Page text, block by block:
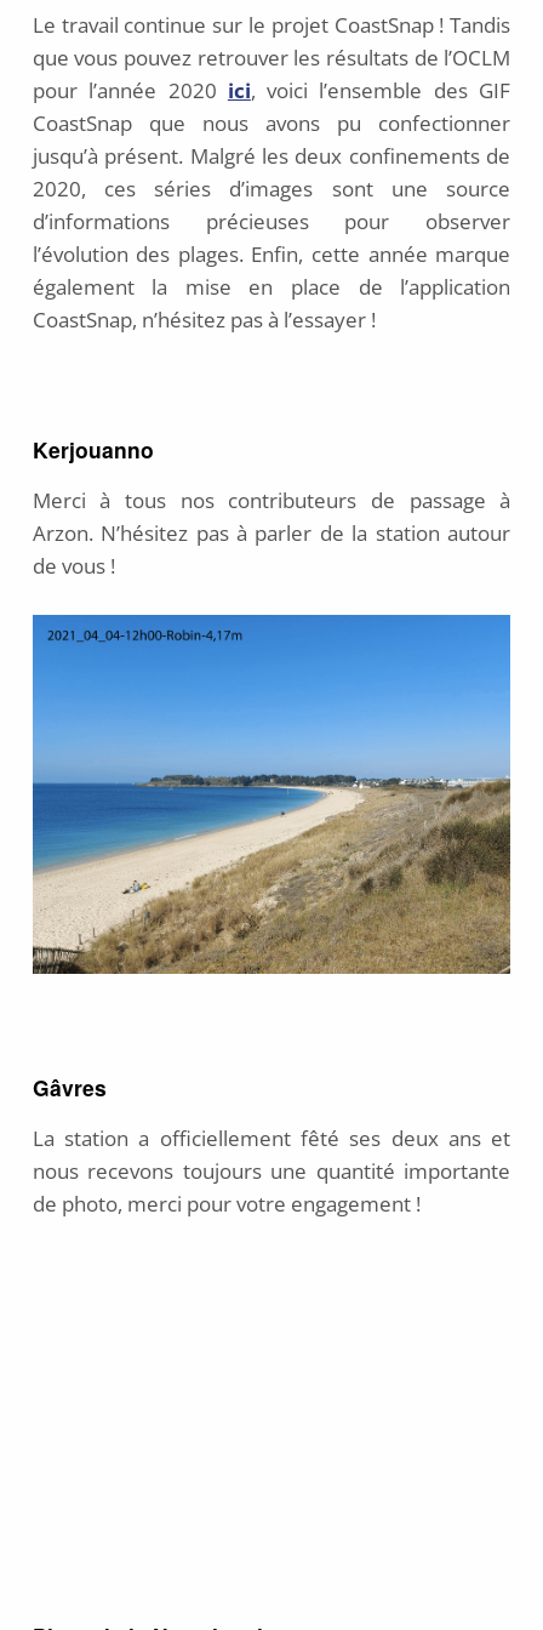
t
o
r
e
2
0
2
Le travail continue sur le projet CoastSnap ! Tandis
que vous pouvez retrouver les résultats de l’OCLM
pour l’année 2020 ici, voici l’ensemble des GIF
CoastSnap que nous avons pu confectionner
jusqu’à présent. Malgré les deux confinements de
2020, ces séries d’images sont une source
d’informations précieuses pour observer
l’évolution des plages. Enfin, cette année marque
également la mise en place de l’application
CoastSnap, n’hésitez pas à l’essayer !
Kerjouanno
Merci à tous nos contributeurs de passage à
Arzon. N’hésitez pas à parler de la station autour
de vous !
Gâvres
La station a officiellement fêté ses deux ans et
nous recevons toujours une quantité importante
de photo, merci pour votre engagement !